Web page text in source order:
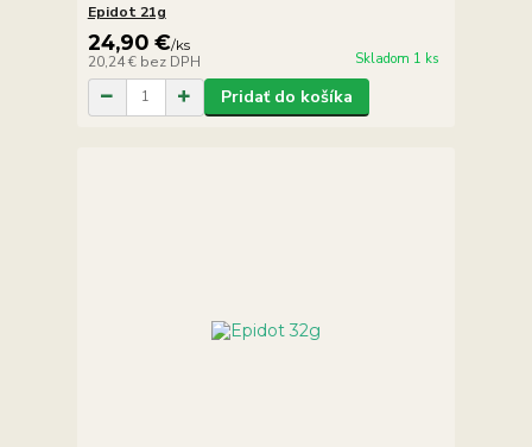
Epidot 21g
24,90 €/ks
20,24 € bez DPH Skladom 1 ks
Pridať do košíka